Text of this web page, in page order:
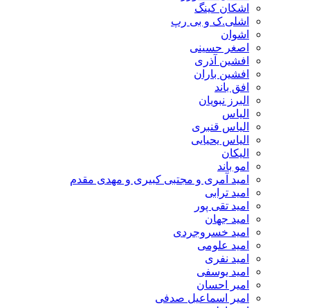
اشکان کینگ
اشلی.ک و بی رپ
اشوان
اصغر حسینی
افشین آذری
افشین باران
افق باند
البرز نبویان
الیاس
الیاس قنبرى
الیاس یحیایی
الیکان
امو باند
امید آمری و مجتبی کبیری و مهدى مقدم
امید ترابی
امید تقی پور
امید جهان
امید خسروجردی
امید علومی
امید نفری
امید یوسفی
امیر احسان
امیر اسماعیل صدفی